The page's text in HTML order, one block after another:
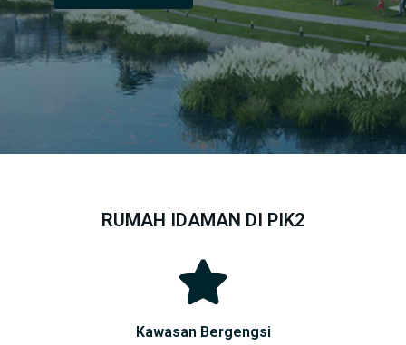
RUMAH IDAMAN DI PIK2
Kawasan Bergengsi